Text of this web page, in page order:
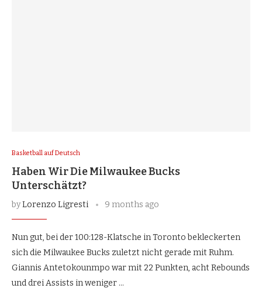
Basketball auf Deutsch
Haben Wir Die Milwaukee Bucks
Unterschätzt?
byLorenzo Ligresti 9 months ago
Nun gut, bei der 100:128-Klatsche in Toronto bekleckerten
sich die Milwaukee Bucks zuletzt nicht gerade mit Ruhm.
Giannis Antetokounmpo war mit 22 Punkten, acht Rebounds
und drei Assists in weniger …